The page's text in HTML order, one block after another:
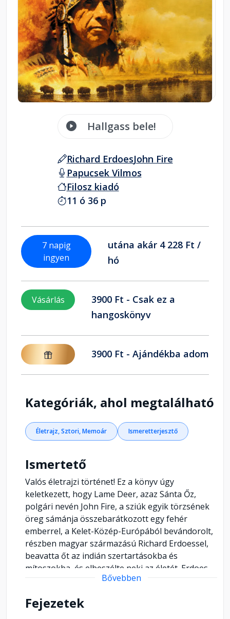
Hallgass bele!
Richard ErdoesJohn Fire
Papucsek Vilmos
Filosz kiadó
11 ó 36 p
7 napig
ingyen
utána akár 4 228 Ft /
hó
Vásárlás
3900 Ft - Csak ez a
hangoskönyv
3900 Ft - Ajándékba adom
Kategóriák, ahol megtalálható
Életrajz, Sztori, Memoár Ismeretterjesztő
Ismertető
Valós életrajzi történet! Ez a könyv úgy
keletkezett, hogy Lame Deer, azaz Sánta Őz,
polgári nevén John Fire, a sziúk egyik törzsének
öreg sámánja összebarátkozott egy fehér
emberrel, a Kelet-Közép-Európából bevándorolt,
részben magyar származású Richard Erdoessel,
beavatta őt az indián szertartásokba és
mítoszokba, és elbeszélte neki az életét. Erdoes
elsősorban festő- és fotóművész volt, első nagy
aratta. Neki köszönhetjük, hogy az angolul alig-
Bővebben
Fejezetek